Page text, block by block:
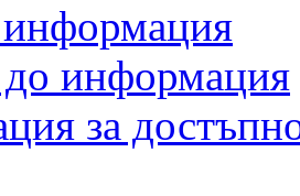
информация
за